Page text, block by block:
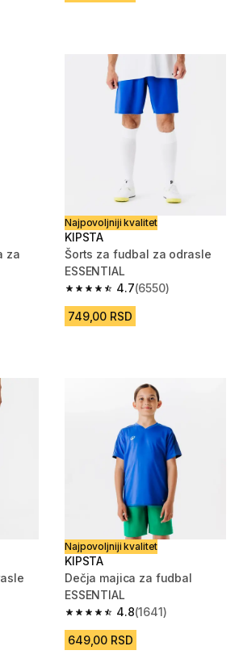
za
593 Recenzije
Najpovoljniji kvalitet
KIPSTA
Šorts za fudbal za odrasle
ESSENTIAL
4.7
4.7 od 5 zvezdica from 6550
(6550)
749,00 RSD
1566 Recenzije
Najpovoljniji kvalitet
KIPSTA
Dečja majica za fudbal
ESSENTIAL
4.8
4.8 od 5 zvezdica from 1641
(1641)
649,00 RSD